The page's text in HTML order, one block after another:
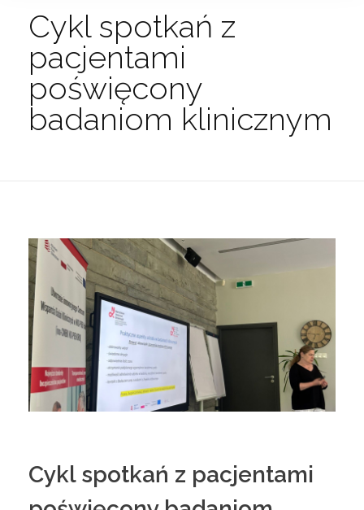
Cykl spotkań z
pacjentami
poświęcony
badaniom klinicznym
Cykl spotkań z pacjentami